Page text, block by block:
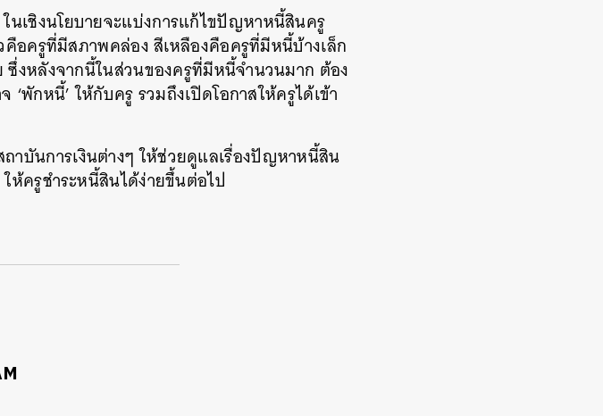
นเชิงนโยบายจะแบ่งการแก้ไขปัญหาหนี้สินครู
อครูที่มีสภาพคล่อง สีเหลืองคือครูที่มีหนี้บ้างเล็ก
งหลังจากนี้ในส่วนของครูที่มีหนี้จำนวนมาก ต้อง
พักหนี้’ ให้กับครู รวมถึงเปิดโอกาสให้ครูได้เข้า
าบันการเงินต่างๆ ให้ช่วยดูแลเรื่องปัญหาหนี้สิน
ห้ครูชำระหนี้สินได้ง่ายขึ้นต่อไป
LINE EMAIL